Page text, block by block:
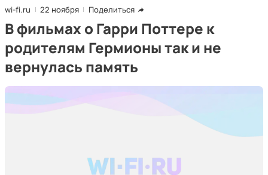
wi-fi.ru 22 ноября Поделиться
В фильмах о Гарри Поттере к
родителям Гермионы так и не
вернулась память